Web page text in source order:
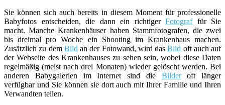
Sie können sich auch bereits in diesem Moment für professionelle
Babyfotos entscheiden, die dann ein richtiger Fotograffür Sie
macht. Manche Krankenhäuser haben Stammfotografen, die zwei
bis dreimal pro Woche ein Shooting im Krankenhaus machen.
Zusätzlich zu dem Bild an der Fotowand, wird dasBild oft auch auf
der Webseite des Krankenhauses zu sehen sein, wobei diese Daten
regelmäßig (meist nach drei Monaten) wieder gelöscht werden. Bei
anderen Babygalerien im Internet sind die Bilderoft länger
verfügbar und Sie können sie dort auch mit Ihrer Familie und Ihren
Verwandten teilen.